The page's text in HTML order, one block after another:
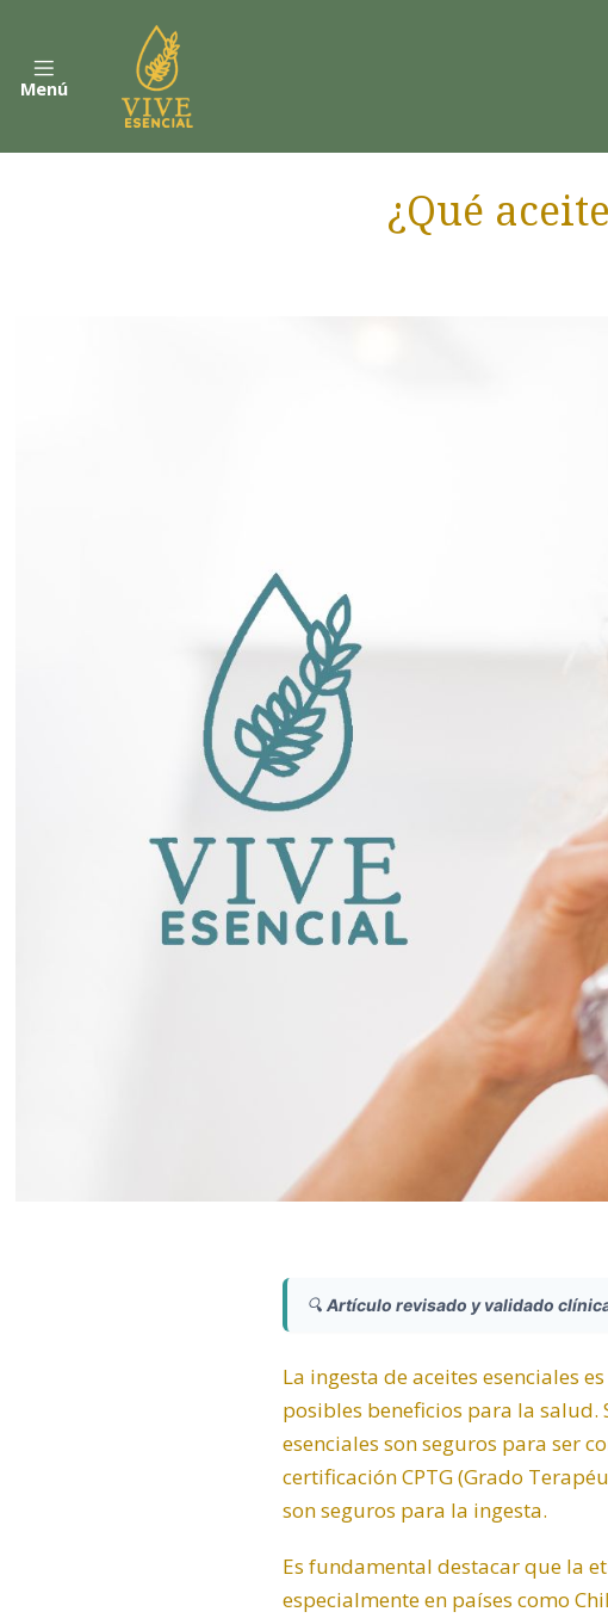
Menú
¿Qué
🔍 Artículo revisado y validado
La ingesta de aceites esenciales
posibles beneficios para la salud.
esenciales son seguros para ser
certificación CPTG (Grado
son seguros para la ingesta.
Es fundamental destacar que la
especialmente en países como